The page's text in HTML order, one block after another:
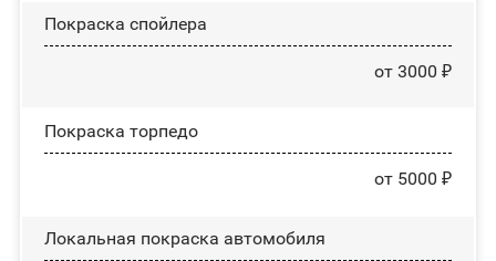
Покраска спойлера
от 3000 ₽
Покраска торпедо
от 5000 ₽
Локальная покраска автомобиля